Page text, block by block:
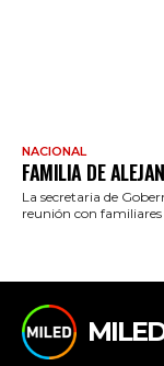
NACIONAL
FAMILIA DE
La secretaria de
reunión con familiares